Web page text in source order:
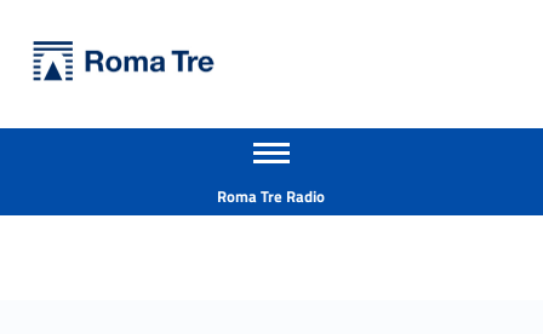
SERGIO MATTEUCCI - Università Roma Tre
Apri il menu secondario
Roma Tre Radio